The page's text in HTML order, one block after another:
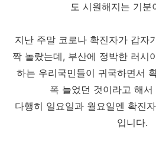
도 시원해지는 기분
지난 주말 코로나 확진자가 갑자
짝 놀랐는데, 부산에 정박한 러시
하는 우리국민들이 귀국하면서
폭 늘었던 것이라고 해서
다행히 일요일과 월요일엔 확진
입니다.